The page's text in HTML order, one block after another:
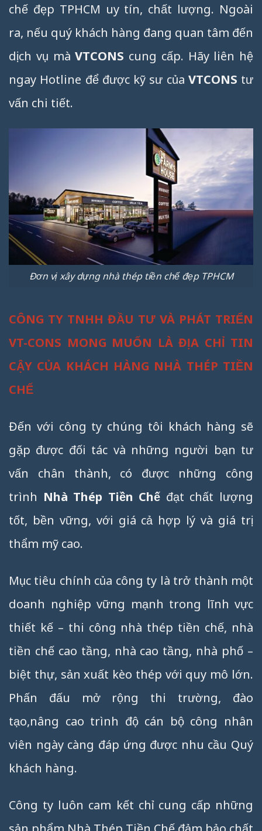
chế đẹp TPHCM uy tín, chất lượng. Ngoài
ra, nếu quý khách hàng đang quan tâm đến
dịch vụ màVTCONS cung cấp. Hãy liên hệ
ngay Hotline để được kỹ sư của VTCONS tư
vấn chi tiết.
Đơn vị xây dựng nhà thép tiền chế đẹp TPHCM
CÔNG TY TNHH ĐẦU TƯ VÀ PHÁT TRIỂN
VT-CONS MONG MUỐN LÀ ĐỊA CHỈ TIN
CẬY CỦA KHÁCH HÀNG NHÀ THÉP TIỀN
CHẾ
Đến với công ty chúng tôi khách hàng sẽ
gặp được đối tác và những người bạn tư
vấn chân thành, có được những công
trình Nhà Thép Tiền Chế đạt chất lượng
tốt, bền vững, với giá cả hợp lý và giá trị
thẩm mỹ cao.
Mục tiêu chính của công ty là trở thành một
doanh nghiệp vững mạnh trong lĩnh vực
thiết kế – thi công nhà thép tiền chế, nhà
tiền chế cao tầng, nhà cao tầng, nhà phố –
biệt thự, sản xuất kèo thép với quy mô lớn.
Phấn đấu mở rộng thi trường, đào
tạo,nâng cao trình độ cán bộ công nhân
viên ngày càng đáp ứng được nhu cầu Quý
khách hàng.
Công ty luôn cam kết chỉ cung cấp những